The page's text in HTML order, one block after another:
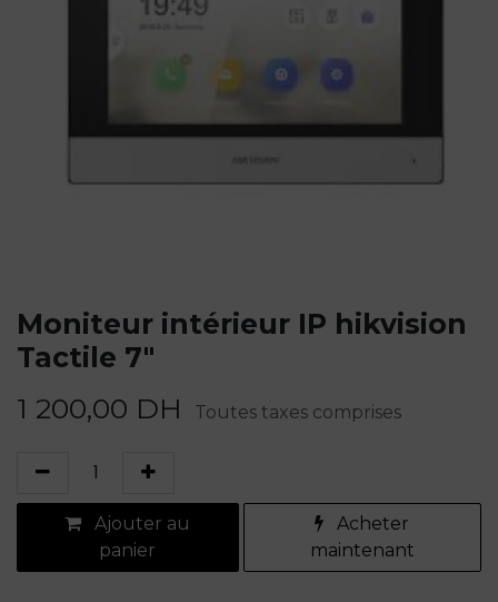
Moniteur intérieur IP hikvision
Tactile 7"
1 200,00 DH Toutes taxes comprises
Ajouter au
panier
Acheter
maintenant